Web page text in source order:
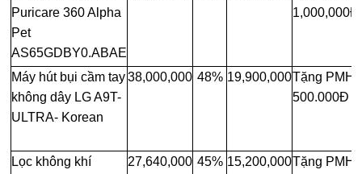
Puricare 360 Alpha
Pet
AS65GDBY0.ABAE
1,000,000Đ
Máy hút bụi cầm tay
không dây LG A9T-
ULTRA- Korean
38,000,000 48% 19,900,000Tặng PMH
500.000Đ
Lọc không khí
27,640,000 45% 15,200,000Tặng PMH